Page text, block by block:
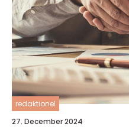
redaktionel
27. December 2024